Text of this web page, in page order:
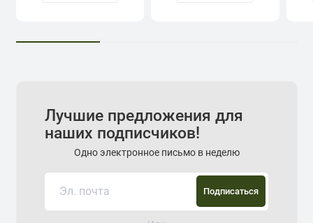
Лучшие предложения для
наших подписчиков!
Одно электронное письмо в неделю
Подписаться